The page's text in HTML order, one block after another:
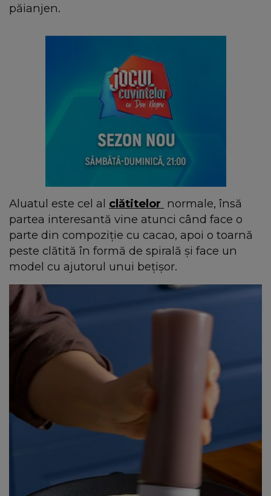
păianjen.
Aluatul este cel al clătitelor normale, însă
partea interesantă vine atunci când face o
parte din compoziție cu cacao, apoi o toarnă
peste clătită în formă de spirală și face un
model cu ajutorul unui bețișor.